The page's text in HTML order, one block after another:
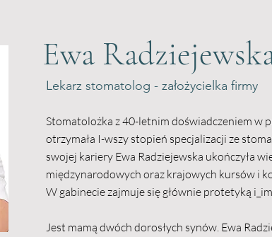
Ewa
Lekarz stomatolog - założycielka firmy
Stomatolożka z 40-letnim doświadczeniem w
otrzymała I-wszy stopień specjalizacji ze
swojej kariery Ewa Radziejewska ukończyła
międzynarodowych oraz krajowych kursów i
W gabinecie zajmuje się głównie protetyką
Jest mamą dwóch dorosłych synów. Ewa